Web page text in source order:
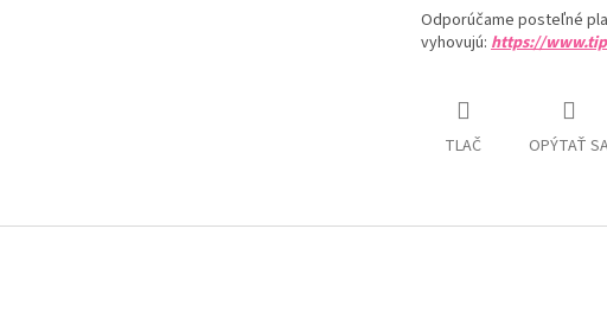
Odporúčame posteľné
vyhovujú: https://
TLAČ OPÝTAŤ